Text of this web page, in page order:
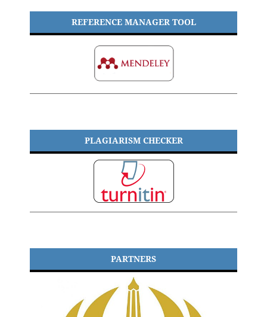
REFERENCE MANAGER TOOL
PLAGIARISM CHECKER
PARTNERS